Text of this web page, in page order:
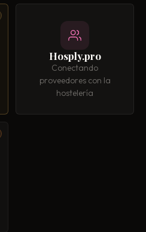
Hosply.pro
Conectando
proveedores con la
hostelería